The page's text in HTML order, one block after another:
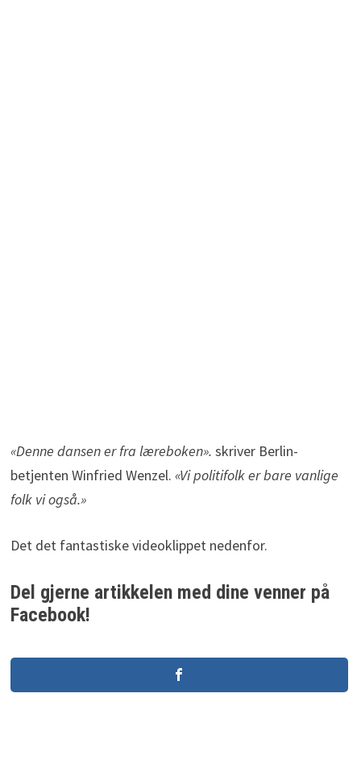
«Denne dansen er fra læreboken». skriver Berlin-
betjenten Winfried Wenzel. «Vi politifolk er bare vanlige
folk vi også.»
Det det fantastiske videoklippet nedenfor.
Del gjerne artikkelen med dine venner på
Facebook!